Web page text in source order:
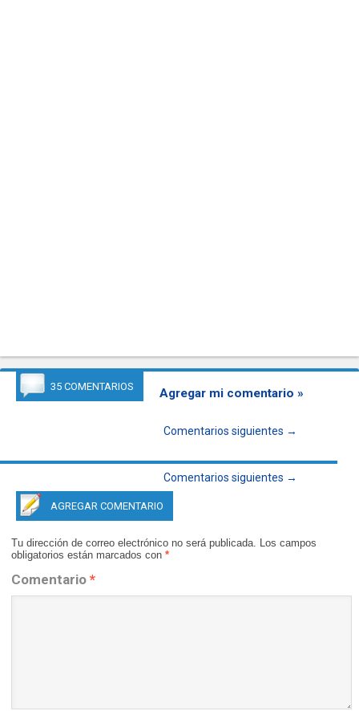
35 COMENTARIOS Agregar mi comentario »
Comentarios siguientes →
Comentarios siguientes →
AGREGAR COMENTARIO
Tu dirección de correo electrónico no será publicada. Los campos
obligatorios están marcados con *
Comentario *